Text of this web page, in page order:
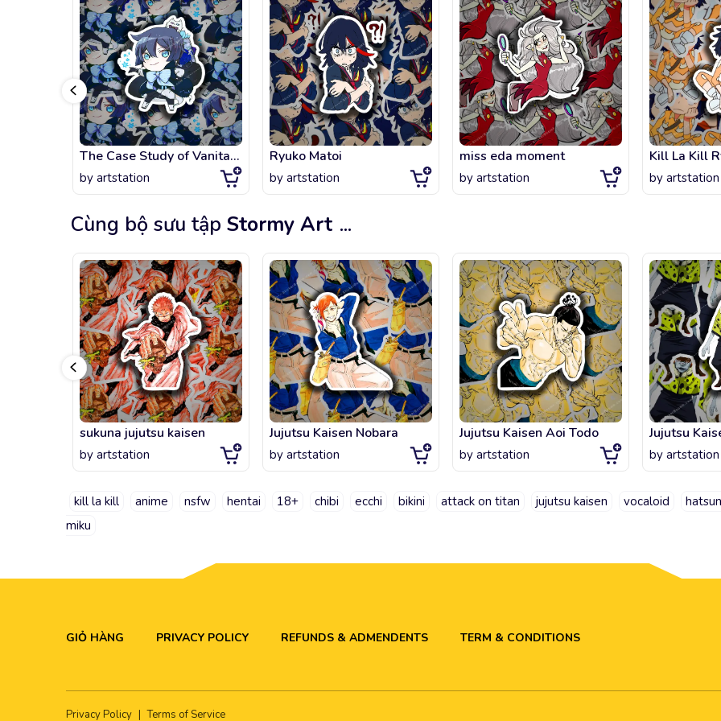
The Case Study of Vanitas, Vanitas
by artstation
Ryuko Matoi
by artstation
miss eda moment
by artstation by artstation
Cùng bộ sưu tập Stormy Art ...
sukuna jujutsu kaisen
by artstation
Jujutsu Kaisen Nobara
by artstation
Jujutsu Kaisen Aoi Todo
by artstation
Jujutsu
by artstation
kill la kill anime nsfw hentai 18+ chibi ecchi bikini attack on titan jujutsu kaisen vocaloid
miku
GIỎ HÀNG PRIVACY POLICY REFUNDS & ADMENDENTS TERM & CONDITIONS
Privacy Policy | Terms of Service